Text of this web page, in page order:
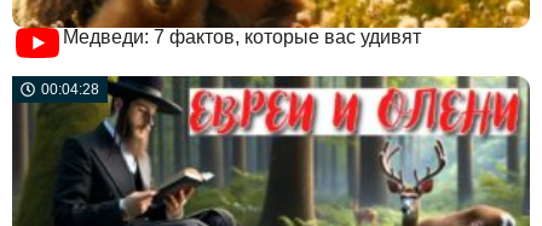
Медведи: 7 фактов, которые вас удивят
00:04:28